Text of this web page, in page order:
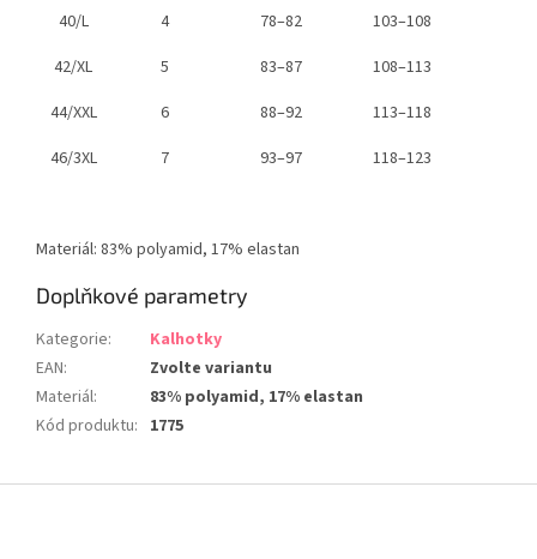
40/L 4 78–82
103–108
42/XL
5 83–87
108–113
44/XXL
6 88–92
113–118
46/3XL
7 93–97 118–123
Materiál: 83% polyamid, 17% elastan
Doplňkové parametry
Kategorie:
Kalhotky
EAN:
Zvolte variantu
Materiál:
83% polyamid, 17% elastan
Kód produktu: 1775